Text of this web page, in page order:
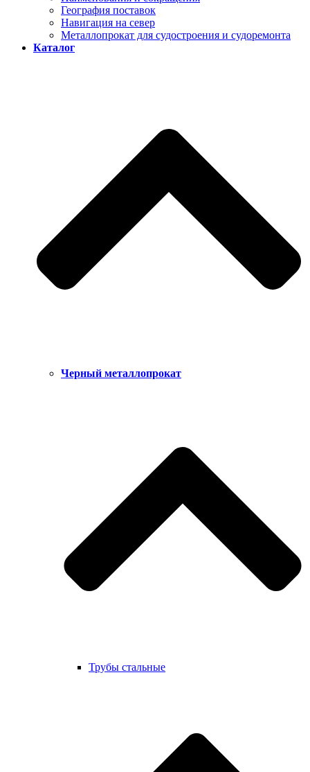
География поставок
Навигация на север
Металлопрокат для судостроения и судоремонта
Каталог
Черный металлопрокат
Трубы стальные